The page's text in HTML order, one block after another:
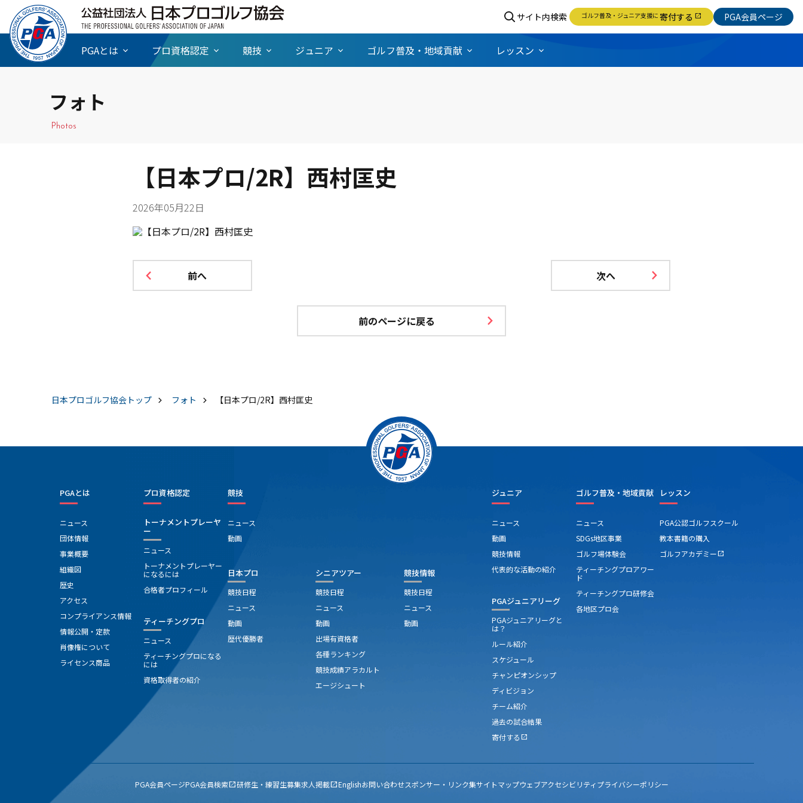
サイト内検索 ゴルフ普及・ジュニア支援に 寄付する open_in_new PGA会員ページ
PGAとは プロ資格認定 競技 ジュニア ゴルフ普及・地域貢献 レッスン
フォト
Photos
【日本プロ/2R】西村匡史
2026年05月22日
前へ 次へ
前のページに戻る
日本プロゴルフ協会 トップ フォト 【日本プロ/2R】西村匡史
PGAとは
ニュース
団体情報
事業概要
組織図
歴史
アクセス
コンプライアンス情報
情報公開・定款
肖像権について
ライセンス商品
プロ資格認定
トーナメントプレーヤ
ー
ニュース
トーナメントプレーヤー
になるには
合格者プロフィール
ティーチングプロ
ニュース
ティーチングプロになる
には
資格取得者の紹介
競技
ニュース
動画
日本プロ
競技日程
ニュース
動画
歴代優勝者
シニアツアー
競技日程
ニュース
動画
出場有資格者
各種ランキング
競技成績アラカルト
エージシュート
競技情報
競技日程
ニュース
動画
ジュニア
ニュース
動画
競技情報
代表的な活動の紹介
PGAジュニアリーグ
PGAジュニアリーグと
は？
ルール紹介
スケジュール
チャンピオンシップ
ディビジョン
チーム紹介
過去の試合結果
寄付する open_in_new
ゴルフ普及・地域貢献
ニュース
SDGs地区事業
ゴルフ場体験会
ティーチングプロアワー
ド
ティーチングプロ研修会
各地区プロ会
レッスン
PGA公認ゴルフスクール
教本書籍の購入
ゴルフアカデミー open_in_new
PGA会員ページPGA会員検索open_in_new研修生・練習生募集求人掲載open_in_newEnglishお問い合わせスポンサー・リンク集サイトマップウェブアクセシビリティプライバシーポリシー